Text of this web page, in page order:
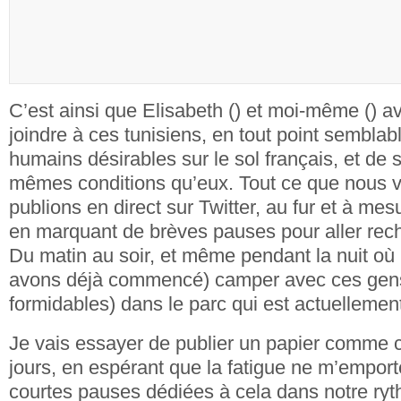
C’est ainsi que Elisabeth () et moi-même ()
joindre à ces tunisiens, en tout point
humains désirables sur le sol français, et de
mêmes conditions qu’eux. Tout ce que nous
publions en direct sur Twitter, au fur et à
en marquant de brèves pauses pour aller
Du matin au soir, et même pendant la nuit
avons déjà commencé) camper avec ces
formidables) dans le parc qui est
Je vais essayer de publier un papier comme
jours, en espérant que la fatigue ne
courtes pauses dédiées à cela dans notre